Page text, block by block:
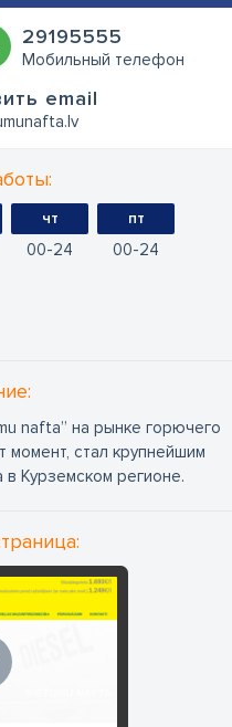
29195555
Мобильный телефон
email
чт
00 24
пт
00 24
nafta” на рынке горючего
момент, стал крупнейшим
Курземском регионе.